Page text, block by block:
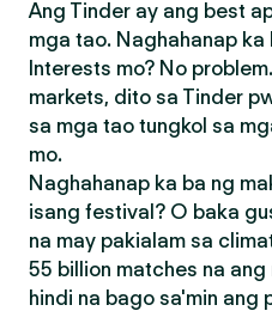
Ang Tinder ay ang best
mga tao. Naghahanap ka
Interests mo? No
markets, dito sa Tinder
sa mga tao tungkol sa
mo.
Naghahanap ka ba ng
isang festival? O baka
na may pakialam sa
55 billion matches na
hindi na bago sa'min